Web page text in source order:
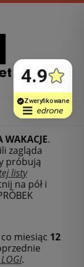
.
zagląda
próbują
listy
na pół i
miesiąc 12
.